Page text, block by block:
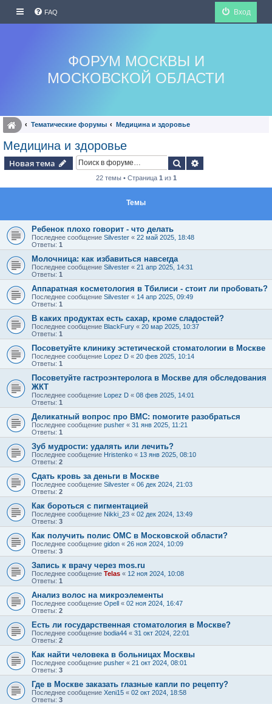
FAQ Вход
ФОРУМ МОСКВЫ И
МОСКОВСКОЙ ОБЛАСТИ
Тематические форумы Медицина и здоровье
Медицина и здоровье
Новая тема Поиск
22 темы • Страница 1 из 1
Темы
Ребенок плохо говорит - что делать
Последнее сообщение Silvester « 22 май 2025, 18:48
Ответы: 1
Молочница: как избавиться навсегда
Последнее сообщение Silvester « 21 апр 2025, 14:31
Ответы: 1
Аппаратная косметология в Тбилиси - стоит ли пробовать?
Последнее сообщение Silvester « 14 апр 2025, 09:49
Ответы: 1
В каких продуктах есть сахар, кроме сладостей?
Последнее сообщение BlackFury « 20 мар 2025, 10:37
Ответы: 1
Посоветуйте клинику эстетической стоматологии в Москве
Последнее сообщение Lopez D « 20 фев 2025, 10:14
Ответы: 1
Посоветуйте гастроэнтеролога в Москве для обследования
ЖКТ
Последнее сообщение Lopez D « 08 фев 2025, 14:01
Ответы: 1
Деликатный вопрос про ВМС: помогите разобраться
Последнее сообщение pusher « 31 янв 2025, 11:21
Ответы: 1
Зуб мудрости: удалять или лечить?
Последнее сообщение Hristenko « 13 янв 2025, 08:10
Ответы: 2
Сдать кровь за деньги в Москве
Последнее сообщение Silvester « 06 дек 2024, 21:03
Ответы: 2
Как бороться с пигментацией
Последнее сообщение Nikki_23 « 02 дек 2024, 13:49
Ответы: 3
Как получить полис ОМС в Московской области?
Последнее сообщение gidon « 26 ноя 2024, 10:09
Ответы: 3
Запись к врачу через mos.ru
Последнее сообщение Telas « 12 ноя 2024, 10:08
Ответы: 1
Анализ волос на микроэлементы
Последнее сообщение Opell « 02 ноя 2024, 16:47
Ответы: 2
Есть ли государственная стоматология в Москве?
Последнее сообщение bodia44 « 31 окт 2024, 22:01
Ответы: 2
Как найти человека в больницах Москвы
Последнее сообщение pusher « 21 окт 2024, 08:01
Ответы: 3
Где в Москве заказать глазные капли по рецепту?
Последнее сообщение Xeni15 « 02 окт 2024, 18:58
Ответы: 3